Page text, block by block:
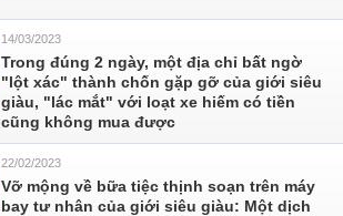
14/03/2023
Trong đúng 2 ngày, một địa chỉ bất ngờ
"lột xác" thành chốn gặp gỡ của giới siêu
giàu, "lác mắt" với loạt xe hiếm có tiền
cũng không mua được
22/02/2023
Vỡ mộng về bữa tiệc thịnh soạn trên máy
bay tư nhân của giới siêu giàu: Một dịch